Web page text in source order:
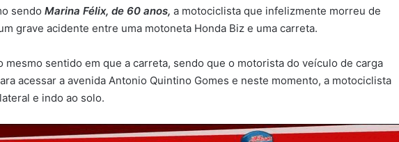
sendo Marina Félix, de 60 anos, a motociclista que infelizmente morreu de
grave acidente entre uma motoneta Honda Biz e uma carreta.
mesmo sentido em que a carreta, sendo que o motorista do veículo de carga
acessar a avenida Antonio Quintino Gomes e neste momento, a motociclista
e indo ao solo.